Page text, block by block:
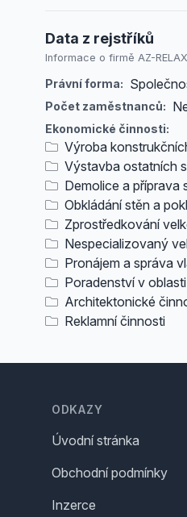
Data z rejstříků
Informace o firmě AZ-
Právní forma:
Počet zaměstnanců:
Ekonomické činnosti:
Výroba
Výstavba ostatních
Demolice a příprava
Obkládání stěn a
Zprostředkování
Nespecializovaný
Pronájem a správa
Poradenství v
Architektonické
Reklamní činnosti
ODKAZY
Úvodní stránka
Obchodní podmínky
Inzerce